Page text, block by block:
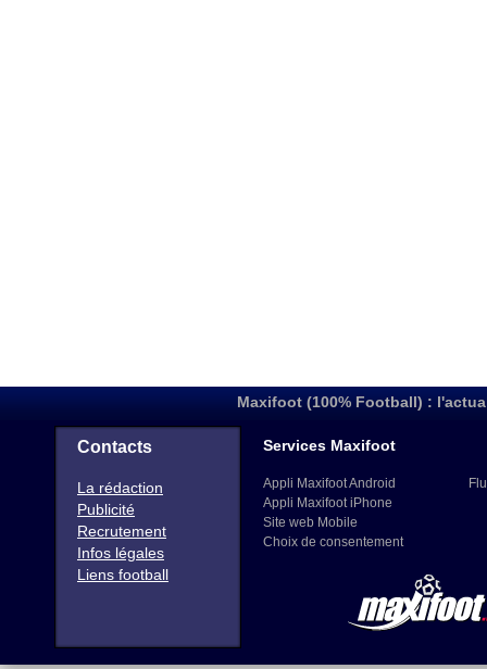
Maxifoot (100% Football) :
Contacts
La rédaction
Publicité
Recrutement
Infos légales
Liens football
Services Maxifoot
Appli Maxifoot Android
Appli Maxifoot iPhone
Site web Mobile
Choix de consentement